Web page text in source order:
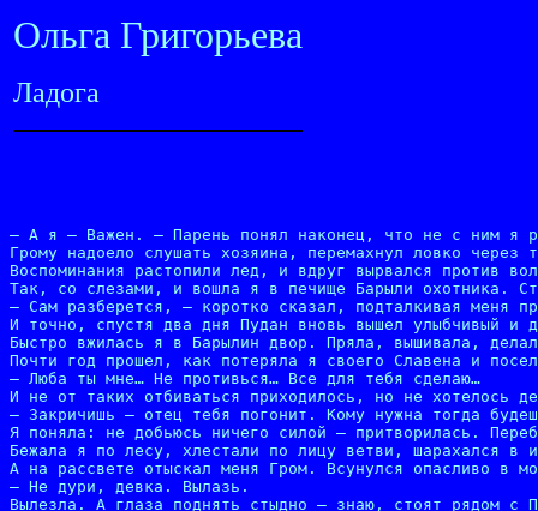
Ольга Григорьева
Ладога
– А я – Важен. – Парень понял наконец, что не с ним я
Грому надоело слушать хозяина, перемахнул ловко
Воспоминания растопили лед, и вдруг вырвался против
Так, со слезами, и вошла я в печище Барыли охотника.
– Сам разберется, – коротко сказал, подталкивая меня
И точно, спустя два дня Пудан вновь вышел улыбчивый и
Быстро вжилась я в Барылин двор. Пряла, вышивала,
Почти год прошел, как потеряла я своего Славена и
– Люба ты мне… Не противься… Все для тебя сделаю…
И не от таких отбиваться приходилось, но не хотелось
– Закричишь – отец тебя погонит. Кому нужна тогда
Я поняла: не добьюсь ничего силой – притворилась.
Бежала я по лесу, хлестали по лицу ветви, шарахался в
А на рассвете отыскал меня Гром. Всунулся опасливо в
– Не дури, девка. Вылазь.
Вылезла. А глаза поднять стыдно – знаю, стоят рядом с